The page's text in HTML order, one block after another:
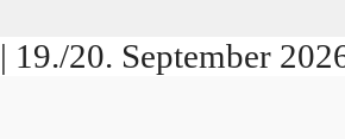
20. September